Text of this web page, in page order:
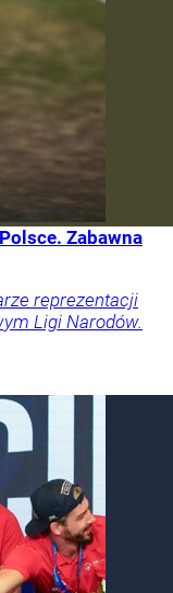
Zabawna
reprezentacji
Ligi Narodów.